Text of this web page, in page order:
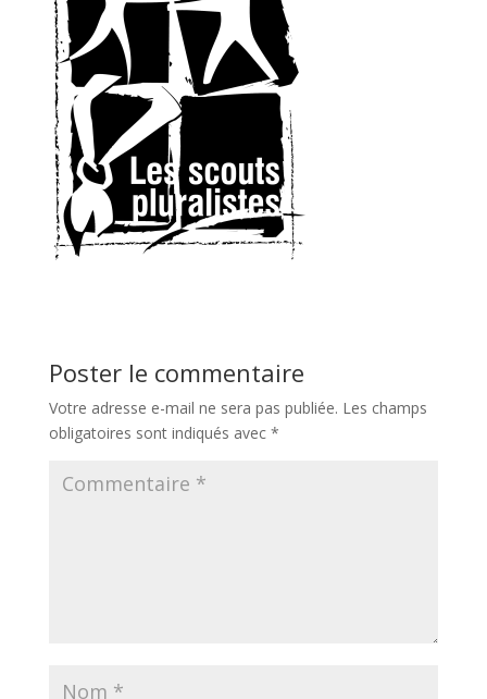
Poster le commentaire
Votre adresse e-mail ne sera pas publiée. Les champs
obligatoires sont indiqués avec *